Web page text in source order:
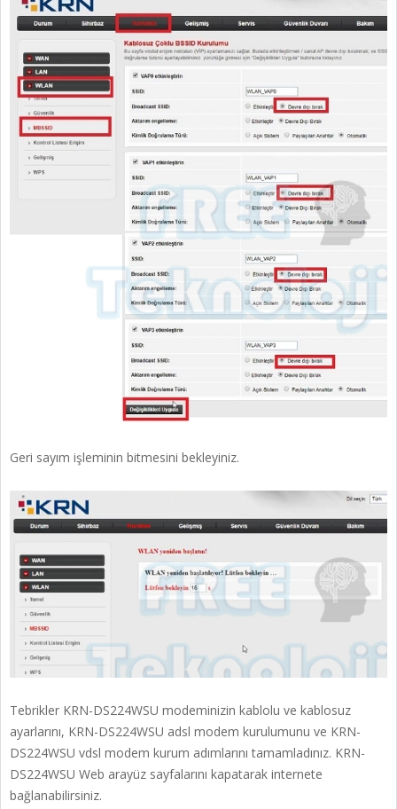
Geri sayım işleminin bitmesini bekleyiniz.
Tebrikler KRN-DS224WSU modeminizin kablolu ve kablosuz
ayarlarını, KRN-DS224WSU adsl modem kurulumunu ve KRN-
DS224WSU vdsl modem kurum adımlarını tamamladınız. KRN-
DS224WSU Web arayüz sayfalarını kapatarak internete
bağlanabilirsiniz.